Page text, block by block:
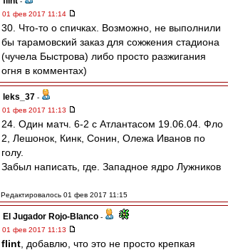
01 фев 2017 11:14
30. Что-то о спичках. Возможно, не выполнили
бы тарамовский заказ для сожжения стадиона
(чучела Быстрова) либо просто разжигания
огня в комментах)
leks_37 -
01 фев 2017 11:13
24. Один матч. 6-2 с Атлантасом 19.06.04. Фло
2, Лешонок, Кинк, Сонин, Олежа Иванов по
голу.
Забыл написать, где. Западное ядро Лужников
Редактировалось 01 фев 2017 11:15
El Jugador Rojo-Blanco -
01 фев 2017 11:13
flint , добавлю, что это не просто крепкая